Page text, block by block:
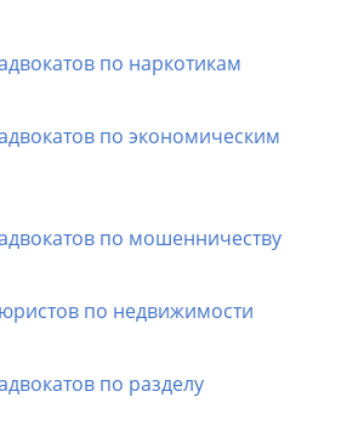
по наркотикам
по экономическим
по мошенничеству
по недвижимости
по разделу